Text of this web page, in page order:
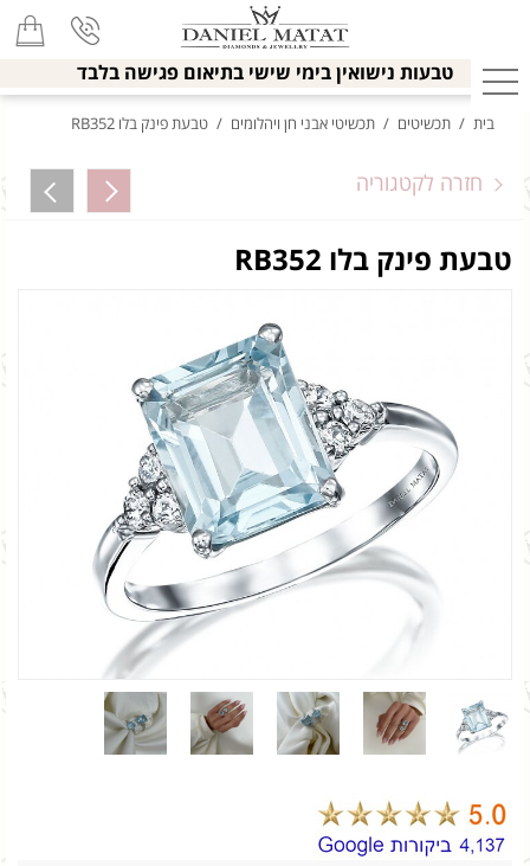
טבעות נישואין בימי שישי בתיאום פגישה בלבד
בית / תכשיטים / תכשיטי אבני חן ויהלומים / טבעת פינק בלו RB352
חזרה לקטגוריה
טבעת פינק בלו RB352